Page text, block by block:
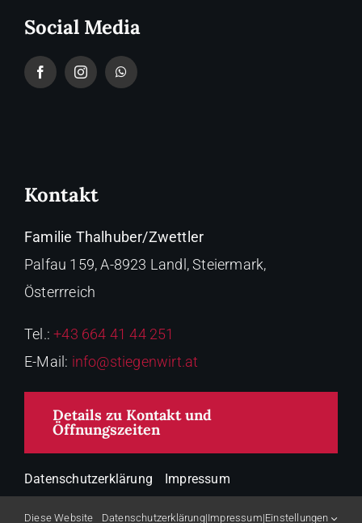
Social Media
Kontakt
Familie Thalhuber/Zwettler
Palfau 159, A-8923 Landl, Steiermark,
Österrreich
Tel.:+43 664 41 44 251
E-Mail: info@stiegenwirt.at
Details zu Kontakt und
Öffnungszeiten
Datenschutzerklärung Impressum
Diese Website Datenschutzerklärung|Impressum|Einstellungen